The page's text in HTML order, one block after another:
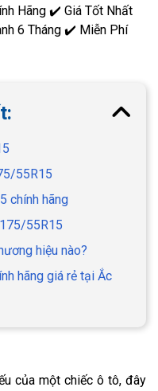
Hãng ✔️ Giá Tốt Nhất
6 Tháng ✔️ Miễn Phí
55R15
chính hãng
55R15
hiệu nào?
hãng giá rẻ tại Ắc
của một chiếc ô tô, đây